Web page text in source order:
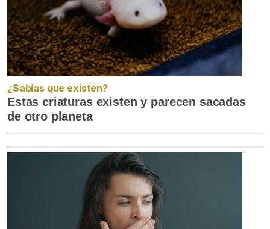
¿Sabías que existen?
Estas criaturas existen y parecen sacadas
de otro planeta